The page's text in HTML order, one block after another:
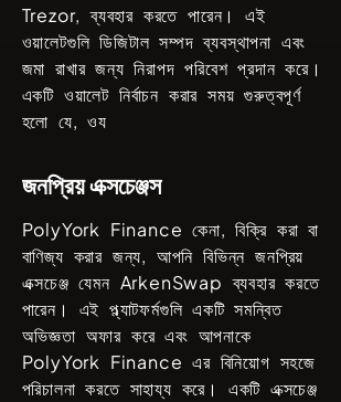
Trezor, ব্যবহার করতে পারেন। এই
ওয়ালেটগুলি ডিজিটাল সম্পদ ব্যবস্থাপনা এবং
জমা রাখার জন্য নিরাপদ পরিবেশ প্রদান করে।
একটি ওয়ালেট নির্বাচন করার সময় গুরুত্বপূর্ণ
হলো যে, ওয
জনপ্রিয় এক্সচেঞ্জস
PolyYork Finance কেনা, বিক্রি করা বা
বাণিজ্য করার জন্য, আপনি বিভিন্ন জনপ্রিয়
এক্সচেঞ্জ যেমন ArkenSwap ব্যবহার করতে
পারেন। এই প্ল্যাটফর্মগুলি একটি সমন্বিত
অভিজ্ঞতা অফার করে এবং আপনাকে
PolyYork Finance এর বিনিয়োগ সহজে
পরিচালনা করতে সাহায্য করে। একটি এক্সচেঞ্জ